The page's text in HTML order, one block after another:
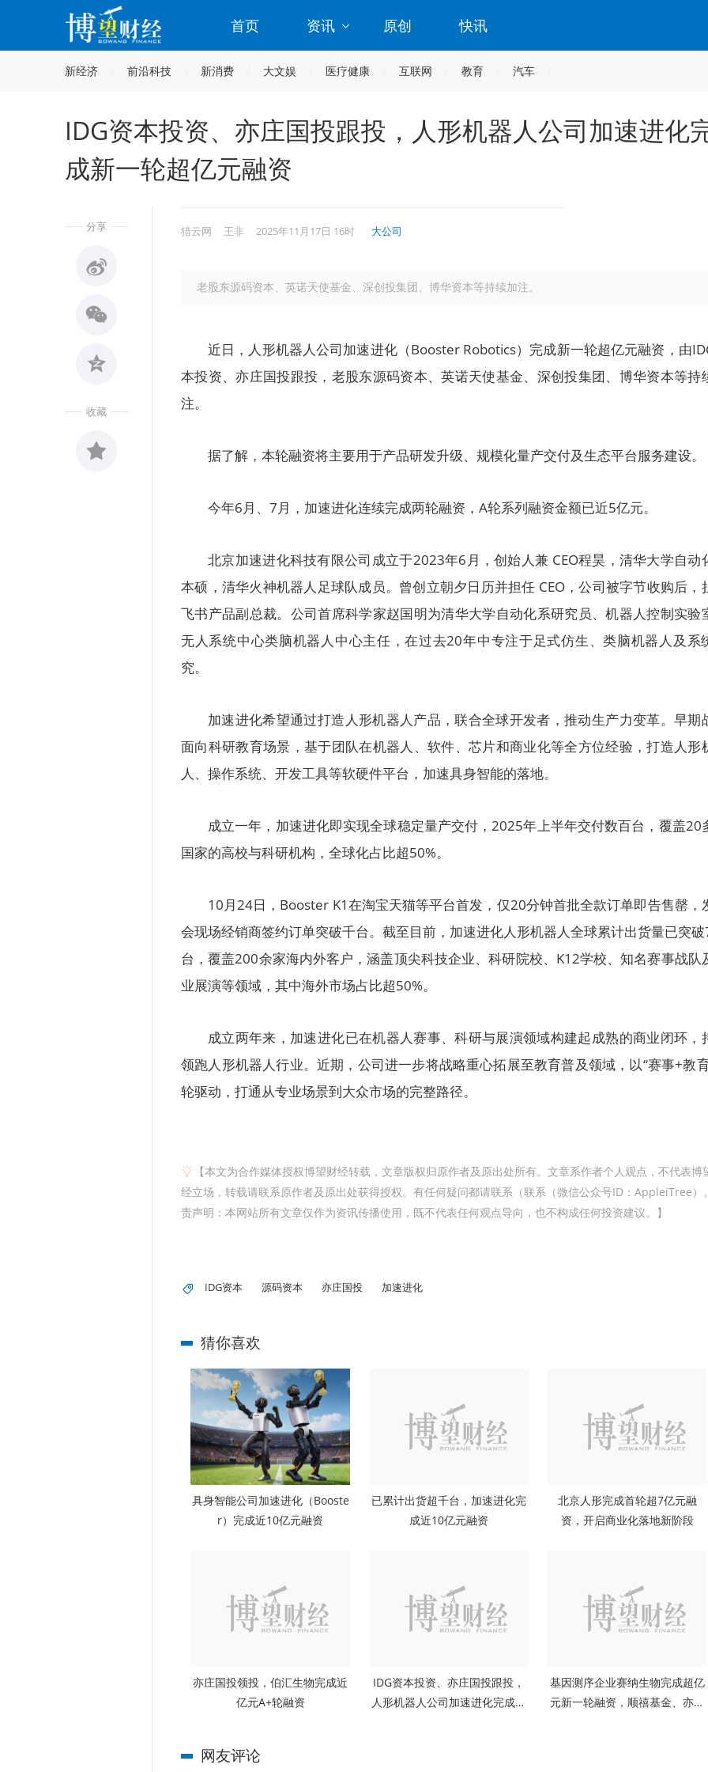
首页 资讯 原创 快讯
新经济 前沿科技 新消费 大文娱 医疗健康 互联网 教育 汽车
IDG资本投资、亦庄国投跟投，人形机器人公司加速进化
成新一轮超亿元融资
分享
收藏
猎云网 王非 2025年11月17日 16时 大公司
老股东源码资本、英诺天使基金、深创投集团、博华资本等持续加注。
近日，人形机器人公司加速进化（Booster Robotics）完成新一轮超亿元融资，由
本投资、亦庄国投跟投，老股东源码资本、英诺天使基金、深创投集团、博华资本等持
注。
据了解，本轮融资将主要用于产品研发升级、规模化量产交付及生态平台服务建设。
今年6月、7月，加速进化连续完成两轮融资，A轮系列融资金额已近5亿元。
北京加速进化科技有限公司成立于2023年6月，创始人兼 CEO程昊，清华大学自动
本硕，清华火神机器人足球队成员。曾创立朝夕日历并担任 CEO，公司被字节收购后，
飞书产品副总裁。公司首席科学家赵国明为清华大学自动化系研究员、机器人控制实验
无人系统中心类脑机器人中心主任，在过去20年中专注于足式仿生、类脑机器人及系
究。
加速进化希望通过打造人形机器人产品，联合全球开发者，推动生产力变革。早期
面向科研教育场景，基于团队在机器人、软件、芯片和商业化等全方位经验，打造人形
人、操作系统、开发工具等软硬件平台，加速具身智能的落地。
成立一年，加速进化即实现全球稳定量产交付，2025年上半年交付数百台，覆盖20
国家的高校与科研机构，全球化占比超50%。
10月24日，Booster K1在淘宝天猫等平台首发，仅20分钟首批全款订单即告售罄，
会现场经销商签约订单突破千台。截至目前，加速进化人形机器人全球累计出货量已突
台，覆盖200余家海内外客户，涵盖顶尖科技企业、科研院校、K12学校、知名赛事战队
业展演等领域，其中海外市场占比超50%。
成立两年来，加速进化已在机器人赛事、科研与展演领域构建起成熟的商业闭环，
领跑人形机器人行业。近期，公司进一步将战略重心拓展至教育普及领域，以“赛事+教
轮驱动，打通从专业场景到大众市场的完整路径。
【本文为合作媒体授权博望财经转载，文章版权归原作者及原出处所有。文章系作者个人观点，不代表博
经立场，转载请联系原作者及原出处获得授权。有任何疑问都请联系（联系（微信公众号ID：AppleiTree）
责声明：本网站所有文章仅作为资讯传播使用，既不代表任何观点导向，也不构成任何投资建议。】
IDG资本 源码资本 亦庄国投 加速进化
猜你喜欢
具身智能公司加速进化（Booste
r）完成近10亿元融资
已累计出货超千台，加速进化完
成近10亿元融资
北京人形完成首轮超7亿元融
资，开启商业化落地新阶段
亦庄国投领投，伯汇生物完成近
亿元A+轮融资
IDG资本投资、亦庄国投跟投，
人形机器人公司加速进化完成新
基因测序企业赛纳生物完成超亿
元新一轮融资，顺禧基金、亦庄
网友评论